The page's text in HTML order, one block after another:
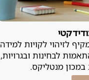
לזיהוי לקויות למידה
לבחינות ובגרויות,
במכון מנטליקס.